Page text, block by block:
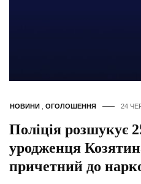
НОВИНИ ОГОЛОШЕННЯ 24
Поліція розшукує
уродженця
причетний до